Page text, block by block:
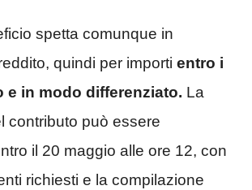
spetta comunque in
quindi per importi entro i
e in modo differenziato. La
contributo può essere
il 20 maggio alle ore 12, con
richiesti e la compilazione